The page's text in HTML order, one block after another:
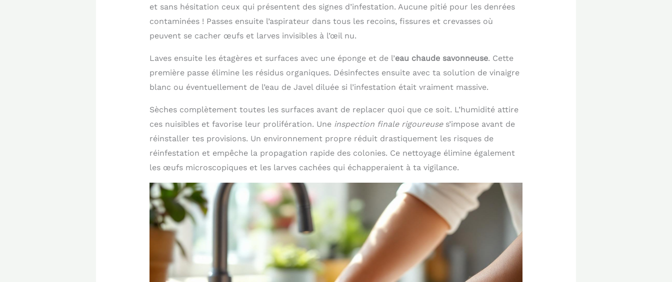
et sans hésitation ceux qui présentent des signes d’infestation. Aucune pitié pour les denrées
contaminées ! Passes ensuite l’aspirateur dans tous les recoins, fissures et crevasses où
peuvent se cacher œufs et larves invisibles à l’œil nu.
Laves ensuite les étagères et surfaces avec une éponge et de l’eau chaude savonneuse. Cette
première passe élimine les résidus organiques. Désinfectes ensuite avec ta solution de vinaigre
blanc ou éventuellement de l’eau de Javel diluée si l’infestation était vraiment massive.
Sèches complètement toutes les surfaces avant de replacer quoi que ce soit. L’humidité attire
ces nuisibles et favorise leur prolifération. Une inspection finale rigoureuses’impose avant de
réinstaller tes provisions. Un environnement propre réduit drastiquement les risques de
réinfestation et empêche la propagation rapide des colonies. Ce nettoyage élimine également
les œufs microscopiques et les larves cachées qui échapperaient à ta vigilance.